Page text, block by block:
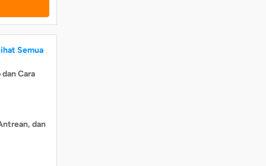
Semua
Cara
dan